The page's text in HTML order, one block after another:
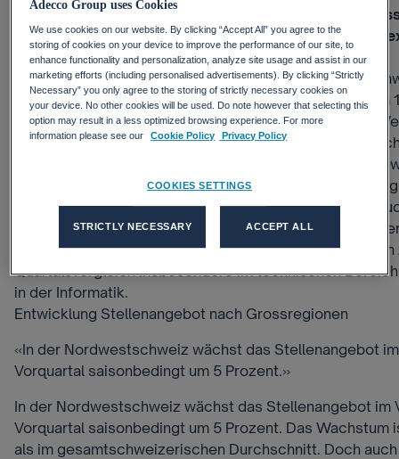
von diesem Aufschwung profitieren. Dies zeigt die
fundierte Erhebung des Adecco Swiss Job Market
Zürich.
Der Adecco Swiss Job Market Index für den
Stellenmarkt steigt im Vergleich mit dem Vorquartal um
ist dieser Aufschwung auch durch saisonale Effekte.
ausgeschlossen, steigt das Stellenangebot nur
Schweizer Stellenmarkt bereits im Jahr 2016 wieder
die aktuellen Zahlen darauf hin, dass eine
stattfindet. So nimmt der schweizweite Stellenmarkt
zu und liegt 9 Prozent über dem Vorjahresniveau. Die
mit unterschiedlicher Deutlichkeit in fast allen
Quartalsvergleich insbesondere im technischen
in der Informatik.
Entwicklung Stellenangebot nach Grossregionen
«In der Nordwestschweiz wächst das Stellenangebot
Vorquartal saisonbedingt um 5 Prozent.»
In der Nordwestschweiz wächst das Stellenangebot im
Vorquartal saisonbedingt um 5 Prozent. Das Wachstum
als im gesamtschweizerischen Durchschnitt. Doch
Adecco Group uses Cookies
We use cookies on our website. By clicking “Accept All” you agree to the
storing of cookies on your device to improve the performance of our site, to
enhance functionality and personalization, analyze site usage and assist in our
marketing efforts (including personalised advertisements). By clicking “Strictly
Necessary” you only agree to the storing of strictly necessary cookies on
your device. No other cookies will be used. Do note however that selecting this
option may result in a less optimized browsing experience. For more
information please see our
Cookie Policy Privacy Policy
COOKIES SETTINGS
STRICTLY NECESSARY ACCEPT ALL